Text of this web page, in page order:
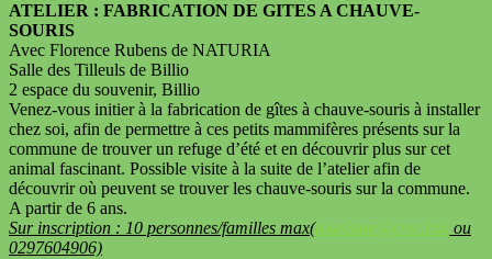
ATELIER : FABRICATION DE GITES A CHAUVE-
SOURIS
Avec Florence Rubens de NATURIA
Salle des Tilleuls de Billio
2 espace du souvenir, Billio
Venez-vous initier à la fabrication de gîtes à chauve-souris à installer
chez soi, afin de permettre à ces petits mammifères présents sur la
commune de trouver un refuge d’été et en découvrir plus sur cet
animal fascinant. Possible visite à la suite de l’atelier afin de
découvrir où peuvent se trouver les chauve-souris sur la commune.
A partir de 6 ans.
Sur inscription : 10 personnes/familles max(tourisme@cmc.bzh ou
0297604906)